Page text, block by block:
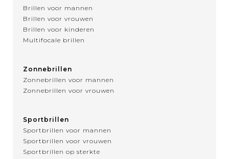
Brillen voor mannen
Brillen voor vrouwen
Brillen voor kinderen
Multifocale brillen
Zonnebrillen
Zonnebrillen voor mannen
Zonnebrillen voor vrouwen
Sportbrillen
Sportbrillen voor mannen
Sportbrillen voor vrouwen
Sportbrillen op sterkte